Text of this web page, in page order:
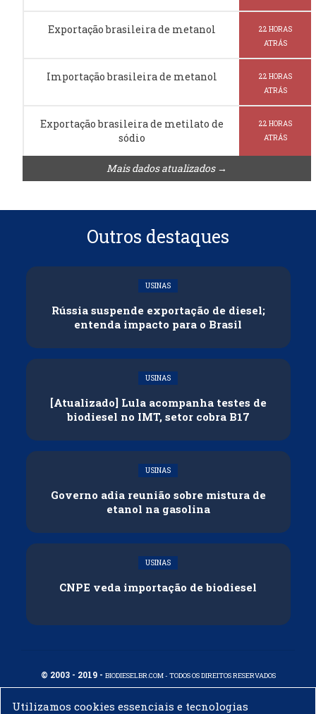
Exportação brasileira de metanol
22 HORAS
ATRÁS
Importação brasileira de metanol
22 HORAS
ATRÁS
Exportação brasileira de metilato de
sódio
22 HORAS
ATRÁS
Mais dados atualizados →
Outros destaques
USINAS
Rússia suspende exportação de diesel;
entenda impacto para o Brasil
USINAS
[Atualizado] Lula acompanha testes de
biodiesel no IMT, setor cobra B17
USINAS
Governo adia reunião sobre mistura de
etanol na gasolina
USINAS
CNPE veda importação de biodiesel
© 2003 - 2019 - BIODIESELBR.COM - TODOS OS DIREITOS RESERVADOS
Utilizamos cookies essenciais e tecnologias